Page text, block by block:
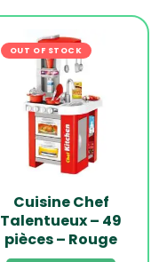
OUT OF STOCK -33%
Cuisine Chef
Talentueux – 49
pièces – Rouge